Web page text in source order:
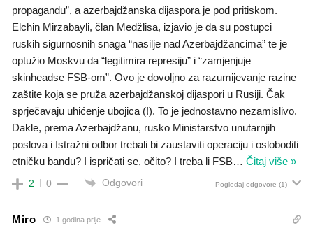
propagandu”, a azerbajdžanska dijaspora je pod pritiskom.
Elchin Mirzabayli, član Medžlisa, izjavio je da su postupci
ruskih sigurnosnih snaga “nasilje nad Azerbajdžancima” te je
optužio Moskvu da “legitimira represiju” i “zamjenjuje
skinheadse FSB-om”. Ovo je dovoljno za razumijevanje razine
zaštite koja se pruža azerbajdžanskoj dijaspori u Rusiji. Čak
sprječavaju uhićenje ubojica (!). To je jednostavno nezamislivo.
Dakle, prema Azerbajdžanu, rusko Ministarstvo unutarnjih
poslova i Istražni odbor trebali bi zaustaviti operaciju i osloboditi
etničku bandu? I ispričati se, očito? I treba li FSB… Čitaj više »
2 0 Odgovori Pogledaj odgovore (1)
Miro 1 godina prije